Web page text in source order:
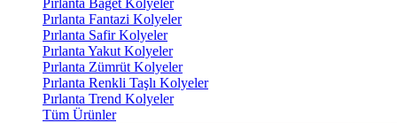
Pırlanta Baget Kolyeler
Pırlanta Fantazi Kolyeler
Pırlanta Safir Kolyeler
Pırlanta Yakut Kolyeler
Pırlanta Zümrüt Kolyeler
Pırlanta Renkli Taşlı Kolyeler
Pırlanta Trend Kolyeler
Tüm Ürünler